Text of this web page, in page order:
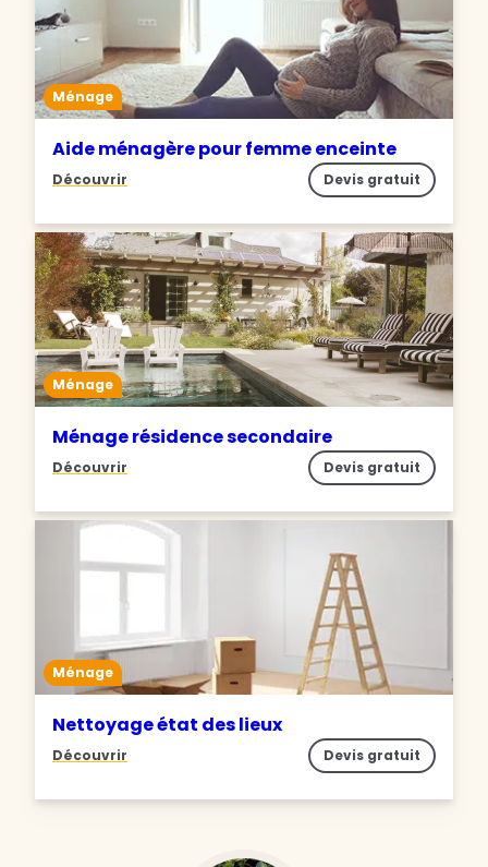
Ménage
Aide ménagère pour femme enceinte
Découvrir Devis gratuit
Ménage
Ménage résidence secondaire
Découvrir Devis gratuit
Ménage
Nettoyage état des lieux
Découvrir Devis gratuit